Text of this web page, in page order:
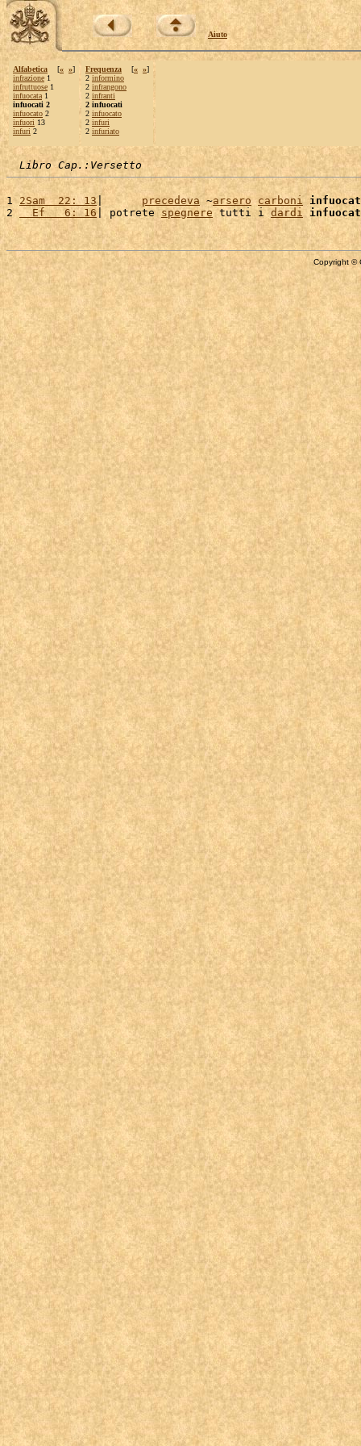
Aiuto
Alfabetica [« »]
infrazione 1
infruttuose 1
infuocata 1
infuocati 2
infuocato 2
infuori 13
infuri 2
Frequenza [« »]
2 informino
2 infrangono
2 infranti
2 infuocati
2 infuocato
2 infuri
2 infuriato
Libro Cap.:Versetto
1 2Sam  22: 13| precedeva ~arsero carboni
2
  Ef   6: 16
| potrete spegnere tutti i dardi
Copyright ©